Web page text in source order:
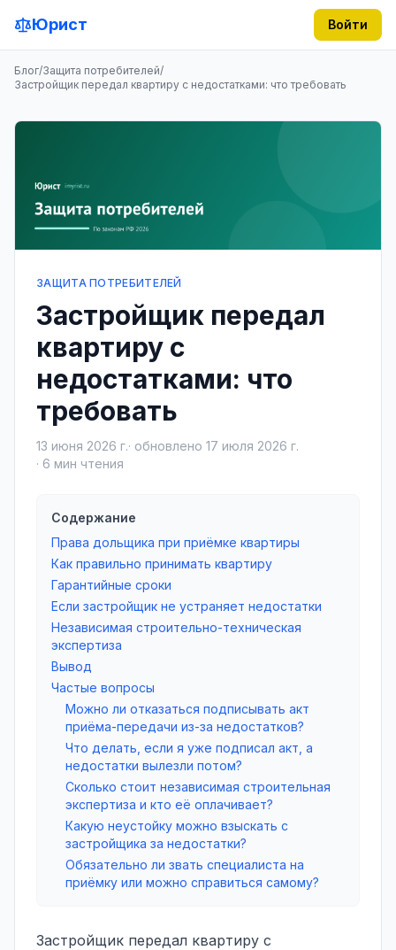
Юрист Войти
Блог/Защита потребителей/
Застройщик передал квартиру с недостатками: что требовать
ЗАЩИТА ПОТРЕБИТЕЛЕЙ
Застройщик передал
квартиру с
недостатками: что
требовать
13 июня 2026 г.· обновлено 17 июля 2026 г.
· 6 мин чтения
Содержание
Права дольщика при приёмке квартиры
Как правильно принимать квартиру
Гарантийные сроки
Если застройщик не устраняет недостатки
Независимая строительно-техническая
экспертиза
Вывод
Частые вопросы
Можно ли отказаться подписывать акт
приёма-передачи из-за недостатков?
Что делать, если я уже подписал акт, а
недостатки вылезли потом?
Сколько стоит независимая строительная
экспертиза и кто её оплачивает?
Какую неустойку можно взыскать с
застройщика за недостатки?
Обязательно ли звать специалиста на
приёмку или можно справиться самому?
Застройщик передал квартиру с